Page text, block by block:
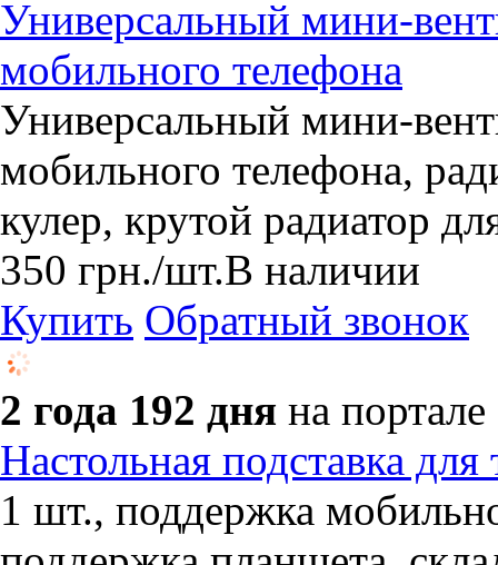
Универсальный мини-
мобильного телефона
Универсальный мини-
мобильного телефона,
кулер, крутой радиатор
350 грн./шт.В наличии
Купить Обратный звонок
2 года 192 дня на портале
Настольная подставка для
1 шт., поддержка